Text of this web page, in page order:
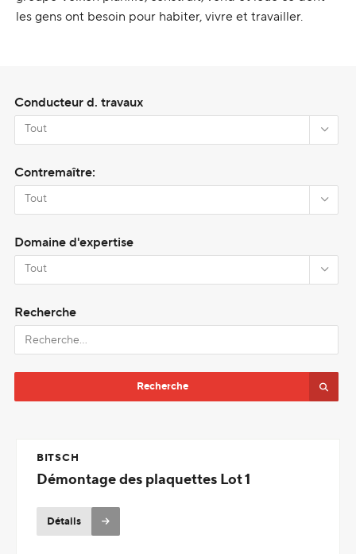
les gens ont besoin pour habiter, vivre et travailler.
Conducteur d. travaux
Contremaître:
Domaine d'expertise
Recherche
BITSCH
Démontage des plaquettes Lot 1
Détails